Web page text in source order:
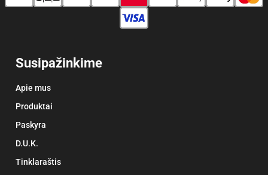
Susipažinkime
Apie mus
Produktai
Paskyra
D.U.K.
Tinklaraštis